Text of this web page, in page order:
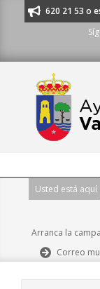
al 91 620 21 53 o
Navigation
Usted está aquí
Arranca la
Correo